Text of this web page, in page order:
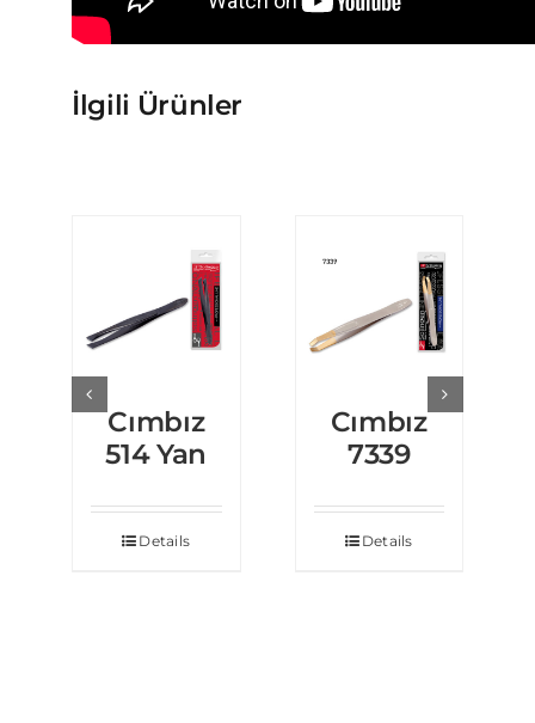
İlgili Ürünler
Cımbız
514 Yan
Details
Cımbız
7339
Details